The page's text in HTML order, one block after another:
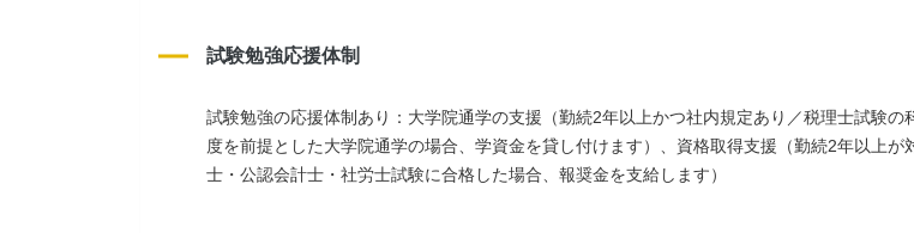
試験勉強応援体制
試験勉強の応援体制あり：大学院通学の支援（勤続2年以上かつ社内規定あり／税理士試験の
度を前提とした大学院通学の場合、学資金を貸し付けます）、資格取得支援（勤続2年以上が
士・公認会計士・社労士試験に合格した場合、報奨金を支給します）